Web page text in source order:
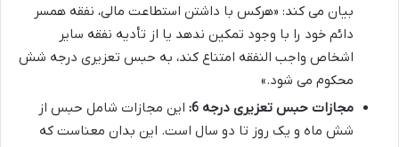
بیان می کند: «هرکس با داشتن استطاعت مالی، نفقه همسر
دائم خود را با وجود تمکین ندهد یا از تأدیه نفقه سایر
اشخاص واجب النفقه امتناع کند، به حبس تعزیری درجه شش
محکوم می شود.»
مجازات حبس تعزیری درجه 6:
این مجازات شامل حبس از
شش ماه و یک روز تا دو سال است. این بدان معناست که